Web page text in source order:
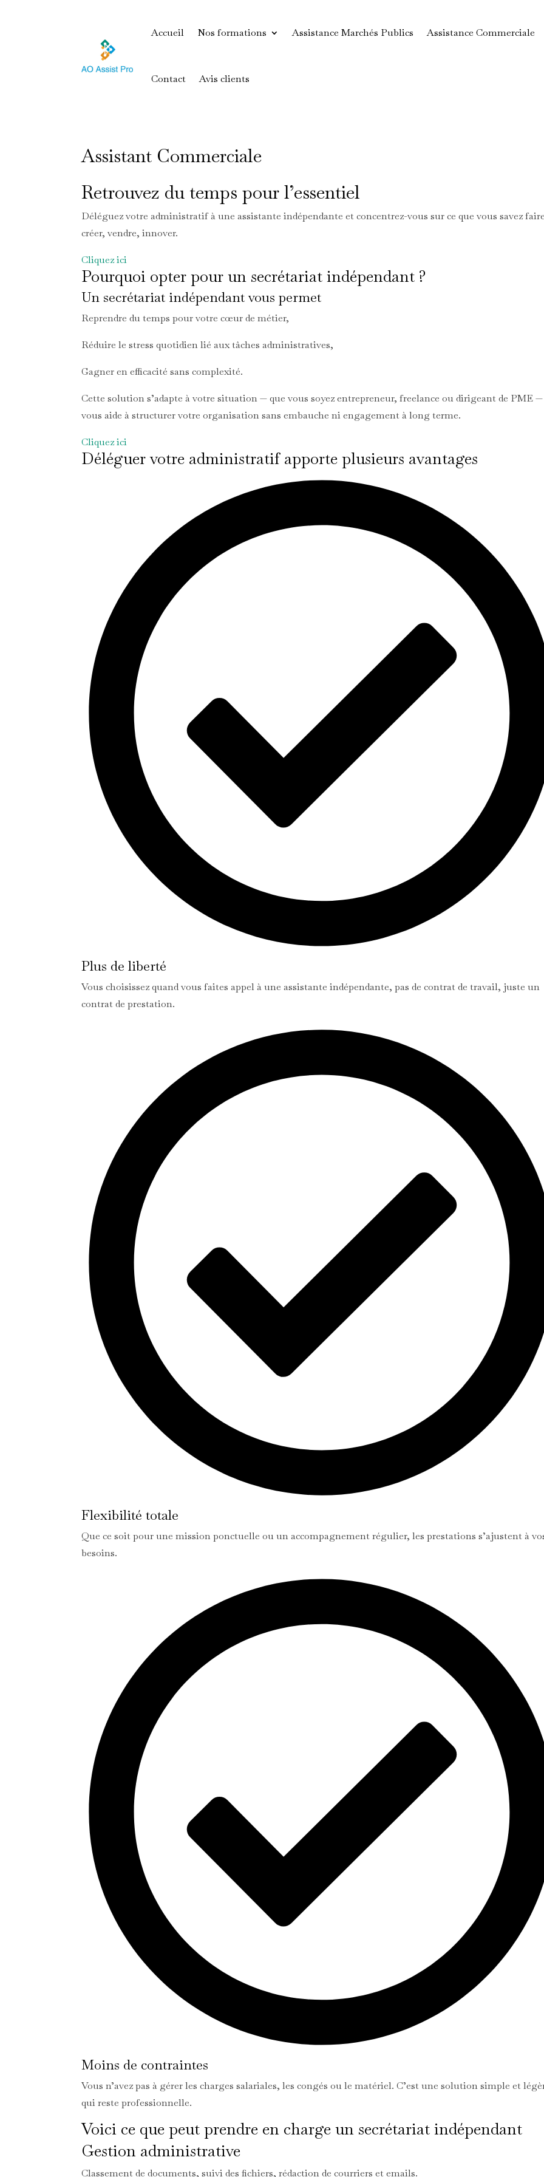
Accueil Nos formations Assistance Marchés Publics Assistance Commerciale
Contact Avis clients
Assistant Commerciale
Retrouvez du temps pour l’essentiel
Déléguez votre administratif à une assistante indépendante et concentrez-vous sur ce que vous savez
créer, vendre, innover.
Cliquez ici
Pourquoi opter pour un secrétariat indépendant ?
Un secrétariat indépendant vous permet
Reprendre du temps pour votre cœur de métier,
Réduire le stress quotidien lié aux tâches administratives,
Gagner en efficacité sans complexité.
Cette solution s’adapte à votre situation — que vous soyez entrepreneur, freelance ou dirigeant de PME
vous aide à structurer votre organisation sans embauche ni engagement à long terme.
Cliquez ici
Déléguer votre administratif apporte plusieurs avantages
Plus de liberté
Vous choisissez quand vous faites appel à une assistante indépendante, pas de contrat de travail, juste un
contrat de prestation.
Flexibilité totale
Que ce soit pour une mission ponctuelle ou un accompagnement régulier, les prestations s’ajustent à
besoins.
Moins de contraintes
Vous n’avez pas à gérer les charges salariales, les congés ou le matériel. C’est une solution simple et
qui reste professionnelle.
Voici ce que peut prendre en charge un secrétariat indépendant
Gestion administrative
Classement de documents, suivi des fichiers, rédaction de courriers et emails.